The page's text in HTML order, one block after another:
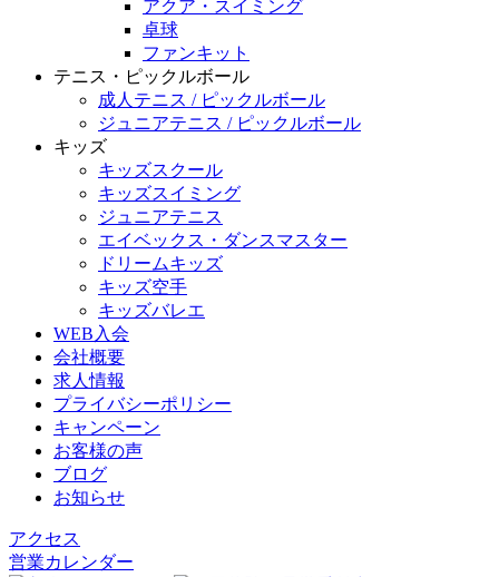
アクア・スイミング
卓球
ファンキット
テニス・ピックルボール
成人テニス / ピックルボール
ジュニアテニス / ピックルボール
キッズ
キッズスクール
キッズスイミング
ジュニアテニス
エイベックス・ダンスマスター
ドリームキッズ
キッズ空手
キッズバレエ
WEB入会
会社概要
求人情報
プライバシーポリシー
キャンペーン
お客様の声
ブログ
お知らせ
アクセス
営業カレンダー